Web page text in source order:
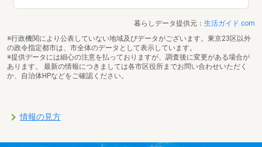
暮らしデータ提供元： 生活ガイド.com
※行政機関により公表していない地域及びデータがございます。東京23区以外
の政令指定都市は、市全体のデータとして表示しています。
※提供データには細心の注意を払っておりますが、調査後に変更がある場合が
あります。 最新の情報につきましては各市区役所までお問い合わせいただく
か、自治体HPなどをご確認ください。
情報の見方